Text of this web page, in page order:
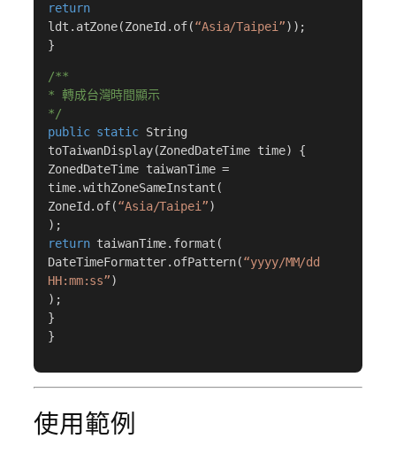
return
ldt.atZone(ZoneId.of(“Asia/Taipei”));
}
/**
* 轉成台灣時間顯示
*/
public staticString
toTaiwanDisplay(ZonedDateTime time) {
ZonedDateTime taiwanTime =
time.withZoneSameInstant(
ZoneId.of(“Asia/Taipei”)
);
returntaiwanTime.format(
DateTimeFormatter.ofPattern(“yyyy/MM/dd
HH:mm:ss”)
);
}
}
使用範例